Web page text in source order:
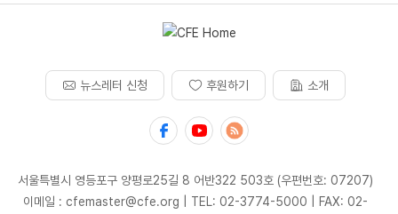
뉴스레터 신청 후원하기 소개
서울특별시 영등포구 양평로25길 8 어반322 503호 (우편번호: 07207)
이메일 : cfemaster@cfe.org
TEL: 02-3774-5000 FAX: 02-